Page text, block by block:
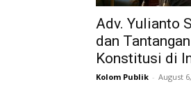
Adv. Yulianto
dan
Konstitusi di
Kolom Publik - August